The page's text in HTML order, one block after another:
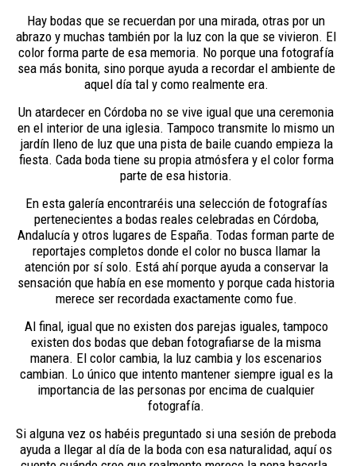
Hay bodas que se recuerdan por una mirada, otras por un
abrazo y muchas también por la luz con la que se vivieron. El
color forma parte de esa memoria. No porque una fotografía
sea más bonita, sino porque ayuda a recordar el ambiente de
aquel día tal y como realmente era.
Un atardecer en Córdoba no se vive igual que una ceremonia
en el interior de una iglesia. Tampoco transmite lo mismo un
jardín lleno de luz que una pista de baile cuando empieza la
fiesta. Cada boda tiene su propia atmósfera y el color forma
parte de esa historia.
En esta galería encontraréis una selección de fotografías
pertenecientes a bodas reales celebradas en Córdoba,
Andalucía y otros lugares de España. Todas forman parte de
reportajes completos donde el color no busca llamar la
atención por sí solo. Está ahí porque ayuda a conservar la
sensación que había en ese momento y porque cada historia
merece ser recordada exactamente como fue.
Al final, igual que no existen dos parejas iguales, tampoco
existen dos bodas que deban fotografiarse de la misma
manera. El color cambia, la luz cambia y los escenarios
cambian. Lo único que intento mantener siempre igual es la
importancia de las personas por encima de cualquier
fotografía.
Si alguna vez os habéis preguntado si una sesión de preboda
ayuda a llegar al día de la boda con esa naturalidad, aquí os